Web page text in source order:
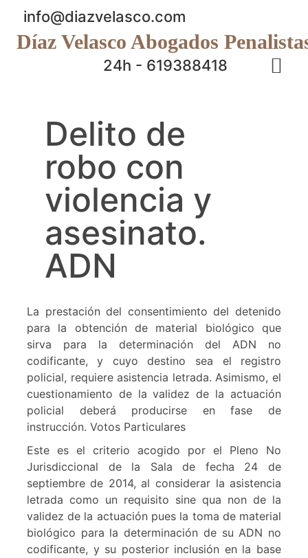
info@diazvelasco.com
Díaz Velasco Abogados
24h - 619388418
Delito de
robo con
violencia y
asesinato.
ADN
La prestación del consentimiento del detenido
para la obtención de material biológico que
sirva para la determinación del ADN no
codificante, y cuyo destino sea el registro
policial, requiere asistencia letrada. Asimismo, el
cuestionamiento de la validez de la actuación
policial deberá producirse en fase de
instrucción. Votos Particulares
Este es el criterio acogido por el Pleno No
Jurisdiccional de la Sala de fecha 24 de
septiembre de 2014, al considerar la asistencia
letrada como un requisito sine qua non de la
validez de la actuación pues la toma de material
biológico para la determinación de su ADN no
codificante, y su posterior inclusión en la base